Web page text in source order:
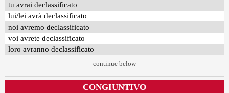
tu avrai declassificato
lui/lei avrà declassificato
noi avremo declassificato
voi avrete declassificato
loro avranno declassificato
continue below
CONGIUNTIVO